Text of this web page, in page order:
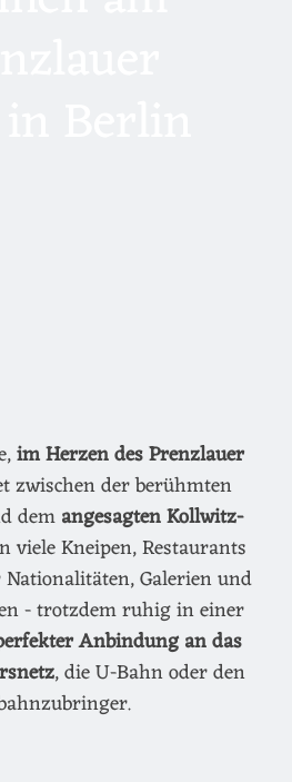
im Herzen des Prenzlauer
zwischen der berühmten
demangesagten Kollwitz-
viele Kneipen, Restaurants
Galerien und
- trotzdem ruhig in einer
Anbindung an das
, die U-Bahn oder den